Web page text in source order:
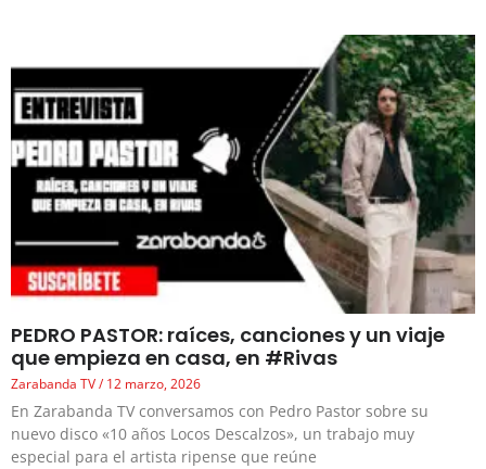
PEDRO PASTOR: raíces, canciones y un viaje
que empieza en casa, en #Rivas
Zarabanda TV 12 marzo, 2026
En Zarabanda TV conversamos con Pedro Pastor sobre su
nuevo disco «10 años Locos Descalzos», un trabajo muy
especial para el artista ripense que reúne